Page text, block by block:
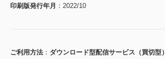
印刷版発行年月
2022/10
ご利用方法
ダウンロード型配信サービス（買切型）